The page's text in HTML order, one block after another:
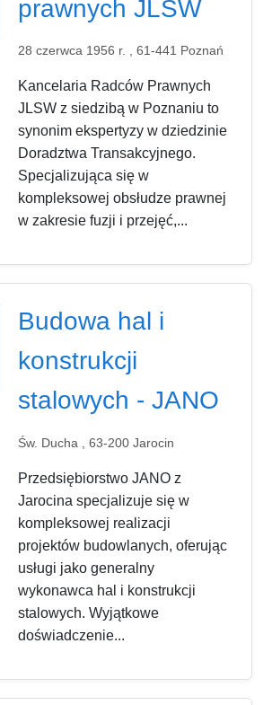
prawnych JLSW
28 czerwca 1956 r. , 61-441 Poznań
Kancelaria Radców Prawnych
JLSW z siedzibą w Poznaniu to
synonim ekspertyzy w dziedzinie
Doradztwa Transakcyjnego.
Specjalizująca się w
kompleksowej obsłudze prawnej
w zakresie fuzji i przejęć,...
Budowa hal i
konstrukcji
stalowych - JANO
Św. Ducha , 63-200 Jarocin
Przedsiębiorstwo JANO z
Jarocina specjalizuje się w
kompleksowej realizacji
projektów budowlanych, oferując
usługi jako generalny
wykonawca hal i konstrukcji
stalowych. Wyjątkowe
doświadczenie...